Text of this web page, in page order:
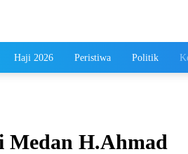
Haji 2026 Peristiwa Politik
Medan H.Ahmad